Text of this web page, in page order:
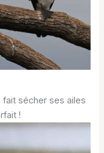
fait sécher ses ailes
!